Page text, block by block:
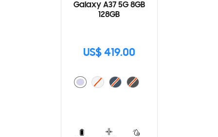
Galaxy A37 5G 8GB
128GB
US$ 419.00